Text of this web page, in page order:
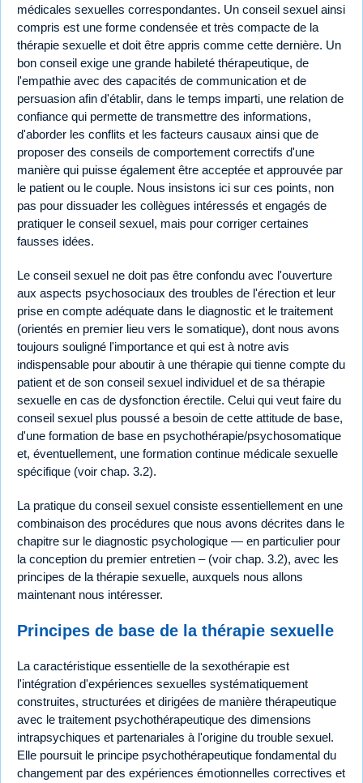
médicales sexuelles correspondantes. Un conseil sexuel ainsi
compris est une forme condensée et très compacte de la
thérapie sexuelle et doit être appris comme cette dernière. Un
bon conseil exige une grande habileté thérapeutique, de
l'empathie avec des capacités de communication et de
persuasion afin d'établir, dans le temps imparti, une relation de
confiance qui permette de transmettre des informations,
d'aborder les conflits et les facteurs causaux ainsi que de
proposer des conseils de comportement correctifs d'une
manière qui puisse également être acceptée et approuvée par
le patient ou le couple. Nous insistons ici sur ces points, non
pas pour dissuader les collègues intéressés et engagés de
pratiquer le conseil sexuel, mais pour corriger certaines
fausses idées.
Le conseil sexuel ne doit pas être confondu avec l'ouverture
aux aspects psychosociaux des troubles de l'érection et leur
prise en compte adéquate dans le diagnostic et le traitement
(orientés en premier lieu vers le somatique), dont nous avons
toujours souligné l'importance et qui est à notre avis
indispensable pour aboutir à une thérapie qui tienne compte du
patient et de son conseil sexuel individuel et de sa thérapie
sexuelle en cas de dysfonction érectile. Celui qui veut faire du
conseil sexuel plus poussé a besoin de cette attitude de base,
d'une formation de base en psychothérapie/psychosomatique
et, éventuellement, une formation continue médicale sexuelle
spécifique (voir chap. 3.2).
La pratique du conseil sexuel consiste essentiellement en une
combinaison des procédures que nous avons décrites dans le
chapitre sur le diagnostic psychologique — en particulier pour
la conception du premier entretien – (voir chap. 3.2), avec les
principes de la thérapie sexuelle, auxquels nous allons
maintenant nous intéresser.
Principes de base de la thérapie sexuelle
La caractéristique essentielle de la sexothérapie est
l'intégration d'expériences sexuelles systématiquement
construites, structurées et dirigées de manière thérapeutique
avec le traitement psychothérapeutique des dimensions
intrapsychiques et partenariales à l'origine du trouble sexuel.
Elle poursuit le principe psychothérapeutique fondamental du
changement par des expériences émotionnelles correctives et